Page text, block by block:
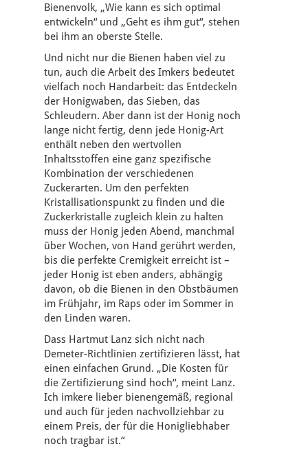
Bienenvolk, „Wie kann es sich optimal
entwickeln“ und „Geht es ihm gut“, stehen
bei ihm an oberste Stelle.
Und nicht nur die Bienen haben viel zu
tun, auch die Arbeit des Imkers bedeutet
vielfach noch Handarbeit: das Entdeckeln
der Honigwaben, das Sieben, das
Schleudern. Aber dann ist der Honig noch
lange nicht fertig, denn jede Honig-Art
enthält neben den wertvollen
Inhaltsstoffen eine ganz spezifische
Kombination der verschiedenen
Zuckerarten. Um den perfekten
Kristallisationspunkt zu finden und die
Zuckerkristalle zugleich klein zu halten
muss der Honig jeden Abend, manchmal
über Wochen, von Hand gerührt werden,
bis die perfekte Cremigkeit erreicht ist –
jeder Honig ist eben anders, abhängig
davon, ob die Bienen in den Obstbäumen
im Frühjahr, im Raps oder im Sommer in
den Linden waren.
Dass Hartmut Lanz sich nicht nach
Demeter-Richtlinien zertifizieren lässt, hat
einen einfachen Grund. „Die Kosten für
die Zertifizierung sind hoch“, meint Lanz.
Ich imkere lieber bienengemäß, regional
und auch für jeden nachvollziehbar zu
einem Preis, der für die Honigliebhaber
noch tragbar ist.“